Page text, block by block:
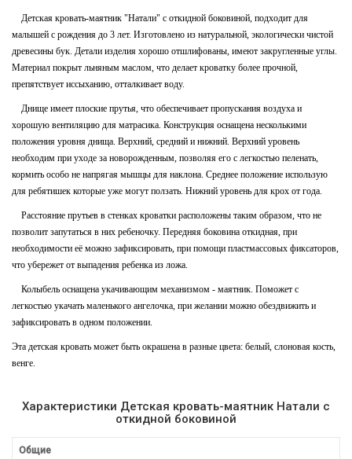
Детская кровать-маятник "Натали" с откидной боковиной, подходит для
малышей с рождения до 3 лет. Изготовлено из натуральной, экологически чистой
древесины бук. Детали изделия хорошо отшлифованы, имеют закругленные углы.
Материал покрыт льняным маслом, что делает кроватку более прочной,
препятствует иссыханию, отталкивает воду.
Днище имеет плоские прутья, что обеспечивает пропускания воздуха и
хорошую вентиляцию для матрасика. Конструкция оснащена несколькими
положения уровня днища. Верхний, средний и нижний. Верхний уровень
необходим при уходе за новорожденным, позволяя его с легкостью пеленать,
кормить особо не напрягая мышцы для наклона. Среднее положение использую
для ребятишек которые уже могут ползать. Нижний уровень для крох от года.
Расстояние прутьев в стенках кроватки расположены таким образом, что не
позволит запутаться в них ребеночку. Передняя боковина откидная, при
необходимости её можно зафиксировать, при помощи пластмассовых фиксаторов,
что убережет от выпадения ребенка из ложа.
Колыбель оснащена укачивающим механизмом - маятник. Поможет с
легкостью укачать маленького ангелочка, при желании можно обездвижить и
зафиксировать в одном положении.
Эта детская кровать может быть окрашена в разные цвета: белый, слоновая кость,
венге.
Характеристики Детская кровать-маятник Натали с
откидной боковиной
Общие